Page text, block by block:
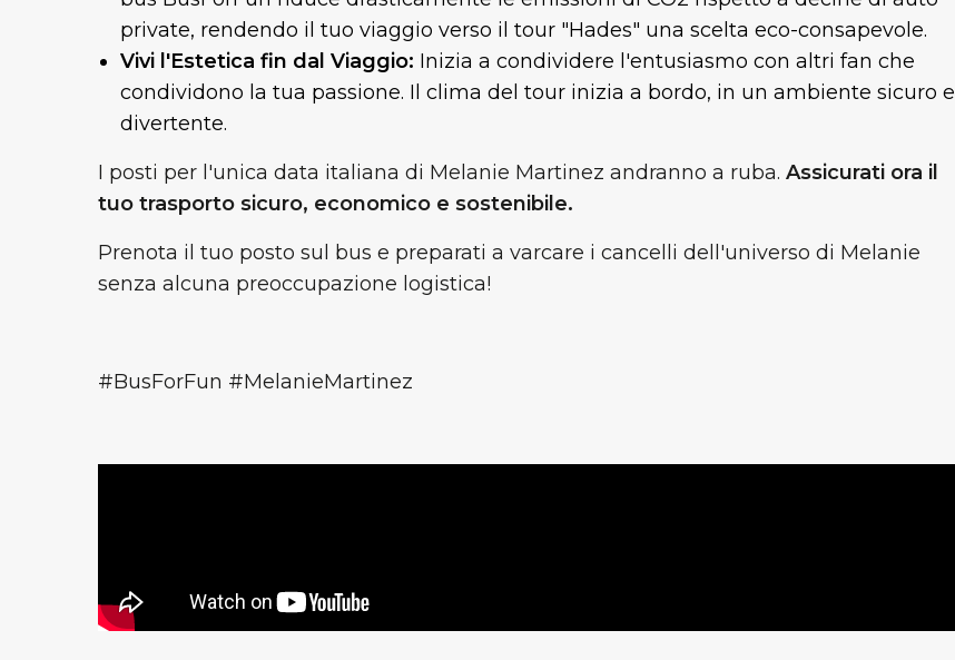
private, rendendo il tuo viaggio verso il tour "Hades" una scelta eco-consapevole.
Vivi l'Estetica fin dal Viaggio: Inizia a condividere l'entusiasmo con altri fan che
condividono la tua passione. Il clima del tour inizia a bordo, in un ambiente sicuro e
divertente.
I posti per l'unica data italiana di Melanie Martinez andranno a ruba. Assicurati ora il
tuo trasporto sicuro, economico e sostenibile.
Prenota il tuo posto sul bus e preparati a varcare i cancelli dell'universo di Melanie
senza alcuna preoccupazione logistica!
#BusForFun #MelanieMartinez